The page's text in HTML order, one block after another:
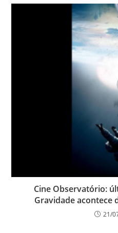
Cine Observatório:
Gravidade acontece
21/